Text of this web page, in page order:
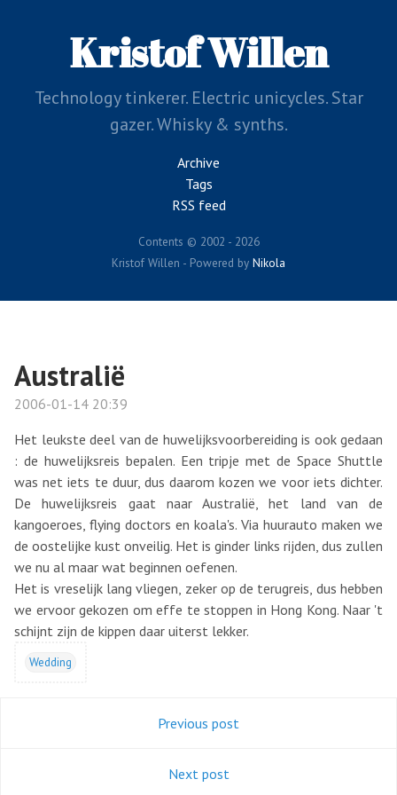
Kristof Willen
Technology tinkerer. Electric unicycles. Star
gazer. Whisky & synths.
Archive
Tags
RSS feed
Contents © 2002 - 2026
Kristof Willen - Powered by Nikola
Australië
2006-01-14 20:39
Het leukste deel van de huwelijksvoorbereiding is ook gedaan
: de huwelijksreis bepalen. Een tripje met de Space Shuttle
was net iets te duur, dus daarom kozen we voor iets dichter.
De huwelijksreis gaat naar Australië, het land van de
kangoeroes, flying doctors en koala's. Via huurauto maken we
de oostelijke kust onveilig. Het is ginder links rijden, dus zullen
we nu al maar wat beginnen oefenen.
Het is vreselijk lang vliegen, zeker op de terugreis, dus hebben
we ervoor gekozen om effe te stoppen in Hong Kong. Naar 't
schijnt zijn de kippen daar uiterst lekker.
Wedding
Previous post
Next post